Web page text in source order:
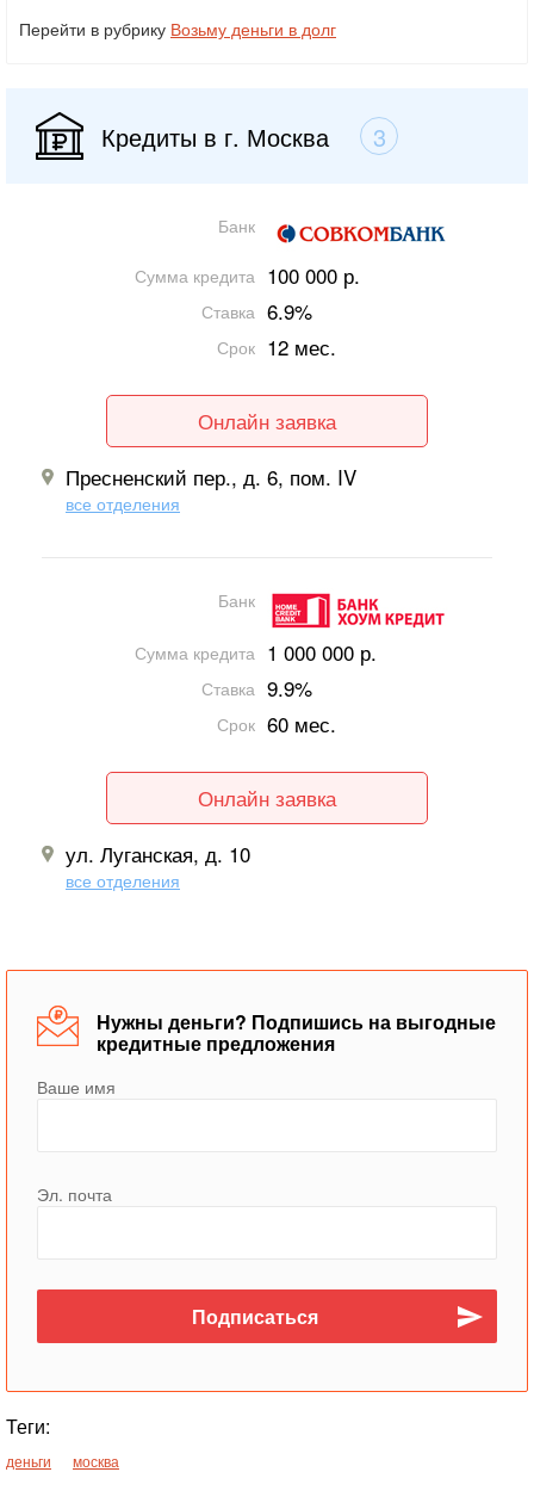
Перейти в рубрику Возьму деньги в долг
Кредиты в г. Москва 3
Банк
Сумма кредита 100 000 р.
Ставка 6.9%
Срок 12 мес.
Онлайн заявка
Пресненский пер., д. 6, пом. IV
все отделения
Банк
Сумма кредита 1 000 000 р.
Ставка 9.9%
Срок 60 мес.
Онлайн заявка
ул. Луганская, д. 10
все отделения
Нужны деньги? Подпишись на выгодные
кредитные предложения
Ваше имя
Эл. почта
Теги:
деньги москва